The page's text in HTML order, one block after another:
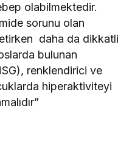
olabilmektedir.
sorunu olan
daha da dikkatli
bulunan
renklendirici ve
hiperaktiviteyi